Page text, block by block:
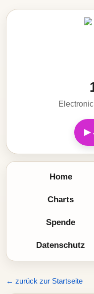
▶
Home
Charts
Spende
Datenschutz
← zurück zur Startseite